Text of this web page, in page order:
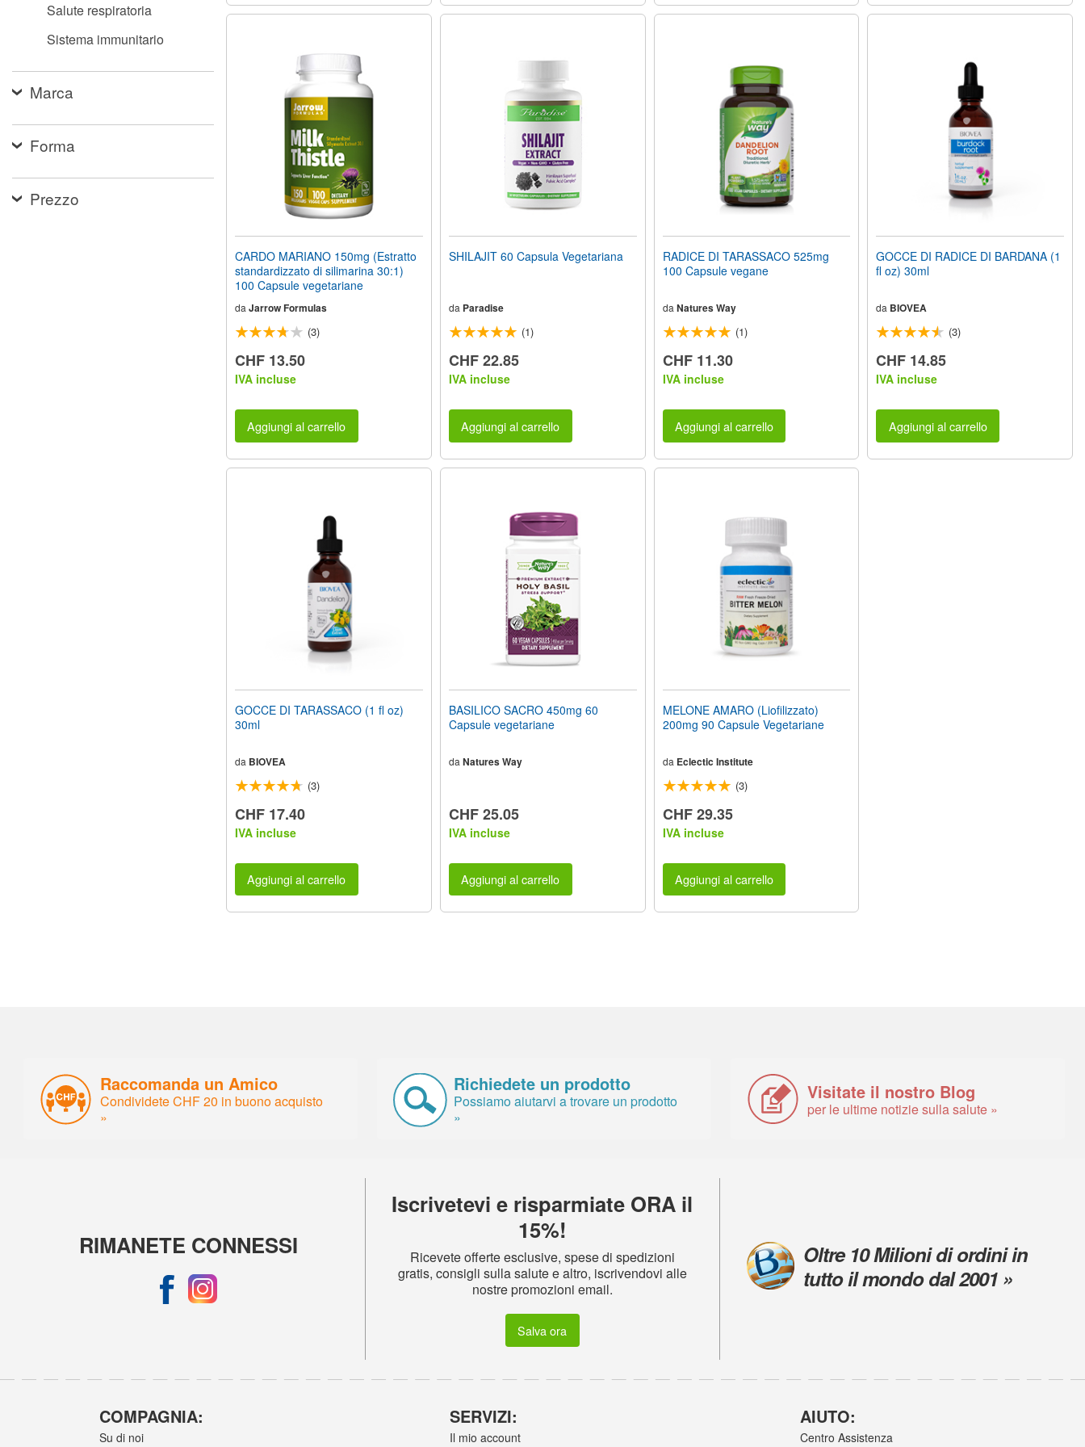
Salute respiratoria
Sistema immunitario
Marca
Forma
Prezzo
CARDO MARIANO 150mg (Estratto
standardizzato di silimarina 30:1)
100 Capsule vegetariane
daJarrow Formulas
(3)
CHF 13.50
IVA incluse
Aggiungi al carrello
SHILAJIT 60 Capsula Vegetariana
da Paradise
(1)
CHF 22.85
IVA incluse
Aggiungi al carrello
RADICE DI TARASSACO 525mg
100 Capsule vegane
da Natures Way
(1)
CHF 11.30
IVA incluse
Aggiungi al carrello
GOCCE DI RADICE DI BARDANA (1
fl oz) 30ml
da BIOVEA
(3)
CHF 14.85
IVA incluse
Aggiungi al carrello
GOCCE DI TARASSACO (1 fl oz)
30ml
da BIOVEA
(3)
CHF 17.40
IVA incluse
Aggiungi al carrello
BASILICO SACRO 450mg 60
Capsule vegetariane
da Natures Way
CHF 25.05
IVA incluse
Aggiungi al carrello
MELONE AMARO (Liofilizzato)
200mg 90 Capsule Vegetariane
da Eclectic Institute
(3)
CHF 29.35
IVA incluse
Aggiungi al carrello
Raccomanda un Amico
Condividete CHF 20 in buono acquisto
»
Richiedete un prodotto
Possiamo aiutarvi a trovare un prodotto
»
Visitate il nostro Blog
per le ultime notizie sulla salute »
RIMANETE CONNESSI
Iscrivetevi e risparmiate ORA il
15%!
Ricevete offerte esclusive, spese di spedizioni
gratis, consigli sulla salute e altro, iscrivendovi alle
nostre promozioni email.
Salva ora
Oltre 10 Milioni di ordini in
tutto il mondo dal 2001 »
COMPAGNIA:
Su di noi
SERVIZI:
Il mio account
AIUTO:
Centro Assistenza